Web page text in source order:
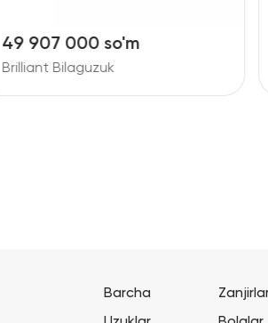
49 907 000 so'm
Brilliant Bilaguzuk
Barcha